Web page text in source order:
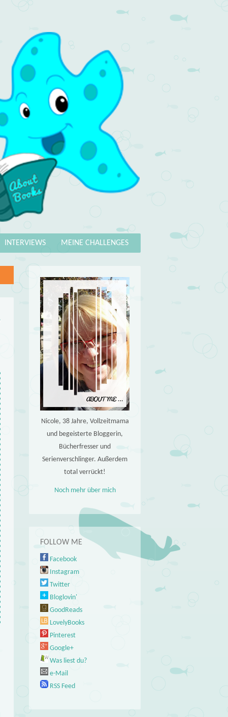
MEINE CHALLENGES
INTERVIEWS
Nicole, 38 Jahre, Vollzeitmama
und begeisterte Bloggerin,
Bücherfresser und
Serienverschlinger. Außerdem
total verrückt!
Noch mehr über mich
FOLLOW ME
Facebook
Instagram
Twitter
Bloglovin'
GoodReads
LovelyBooks
Pinterest
Google+
Was liest du?
e-Mail
RSS Feed